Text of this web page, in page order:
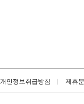
개인정보취급방침 제휴